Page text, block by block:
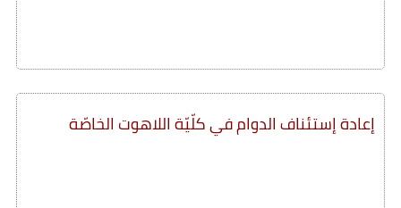
إعادة إستئناف الدوام في كلّيّة اللاهوت الخاصّة